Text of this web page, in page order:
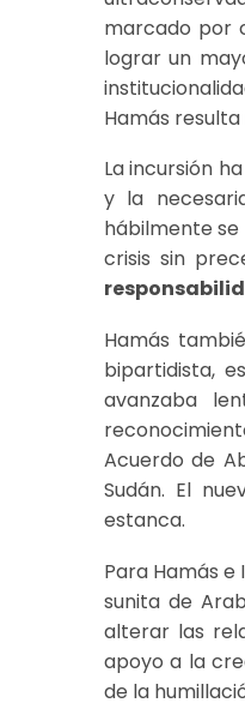
marcado por
lograr un
Hamás
La incursión
y la
hábilmente
crisis sin
Hamás
bipartidista,
avanzaba
Acuerdo de
Sudán. El
estanca.
Para Hamás
sunita de
alterar las
apoyo a la
de la